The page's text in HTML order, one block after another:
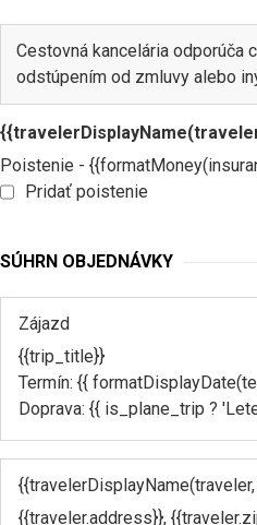
Cestovná kancelária odporúča
odstúpením od zmluvy alebo
Poistenie -
Pridať poistenie
SÚHRN OBJEDNÁVKY
Zájazd
{{trip_title}}
Termín: {{
Doprava: {{ is_plane_trip ?
{{traveler.address}},